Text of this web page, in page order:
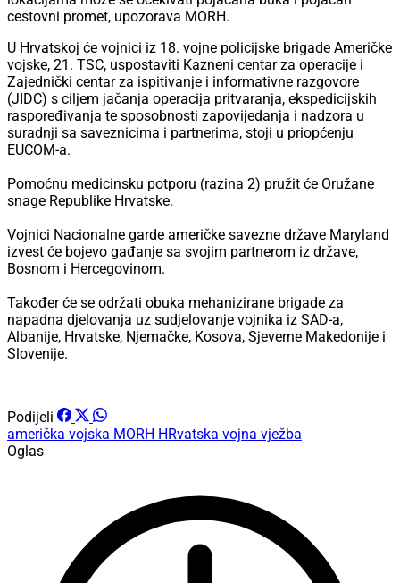
cestovni promet, upozorava MORH.
U Hrvatskoj će vojnici iz 18. vojne policijske brigade Američke
vojske, 21. TSC, uspostaviti Kazneni centar za operacije i
Zajednički centar za ispitivanje i informativne razgovore
(JIDC) s ciljem jačanja operacija pritvaranja, ekspedicijskih
raspoređivanja te sposobnosti zapovijedanja i nadzora u
suradnji sa saveznicima i partnerima, stoji u priopćenju
EUCOM-a.
Pomoćnu medicinsku potporu (razina 2) pružit će Oružane
snage Republike Hrvatske.
Vojnici Nacionalne garde američke savezne države Maryland
izvest će bojevo gađanje sa svojim partnerom iz države,
Bosnom i Hercegovinom.
Također će se održati obuka mehanizirane brigade za
napadna djelovanja uz sudjelovanje vojnika iz SAD-a,
Albanije, Hrvatske, Njemačke, Kosova, Sjeverne Makedonije i
Slovenije.
Podijeli
američka vojska MORH HRvatska vojna vježba
Oglas